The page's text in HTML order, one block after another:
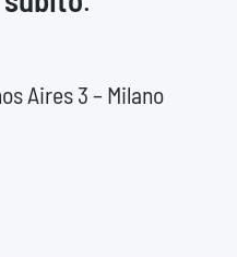
Aires 3 – Milano